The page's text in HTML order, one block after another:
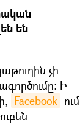
են
չի
Ի
Facebook -ում